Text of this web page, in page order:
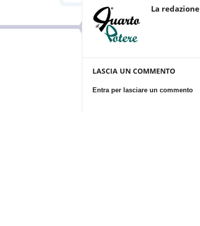
La redazione
LASCIA UN COMMENTO
Entra per lasciare un commento